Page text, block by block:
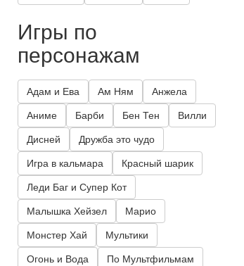
Игры по
персонажам
Адам и Ева Ам Ням Анжела
Аниме Барби Бен Тен Вилли
Дисней Дружба это чудо
Игра в кальмара Красный шарик
Леди Баг и Супер Кот
Малышка Хейзел Марио
Монстер Хай Мультики
Огонь и Вода По Мультфильмам